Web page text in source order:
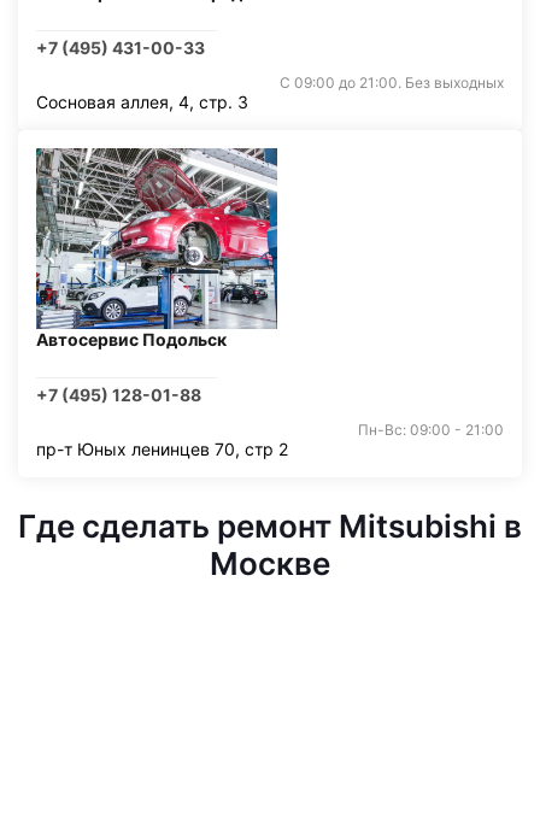
+7 (495) 431-00-33
С 09:00 до 21:00. Без выходных
Сосновая аллея, 4, стр. 3
Автосервис Подольск
+7 (495) 128-01-88
Пн-Вс: 09:00 - 21:00
пр-т Юных ленинцев 70, стр 2
Где сделать ремонт Mitsubishi в
Москве